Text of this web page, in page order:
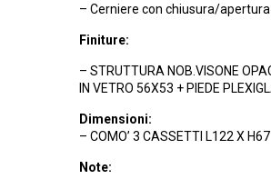
– Cerniere con chiusura/
Finiture:
– STRUTTURA NOB.VISONE
IN VETRO 56X53 + PIEDE
Dimensioni:
– COMO’ 3 CASSETTI L122 X H67
Note: